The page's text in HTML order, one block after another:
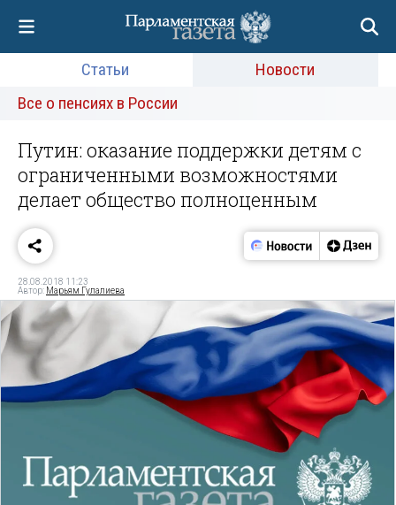
Статьи
Новости
Все о пенсиях в России
Путин: оказание поддержки детям с
ограниченными возможностями
делает общество полноценным
28.08.2018 11:23
Автор: Марьям Гулалиева